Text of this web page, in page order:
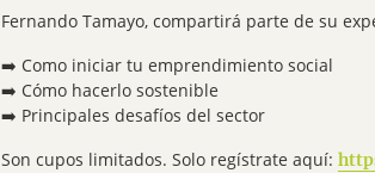
Fernando Tamayo, compartirá parte de su
➡️ Como iniciar tu emprendimiento social
➡️ Cómo hacerlo sostenible
➡️ Principales desafíos del sector
Son cupos limitados. Solo regístrate aquí: